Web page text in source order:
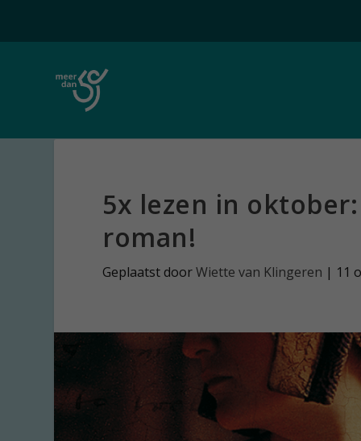
5x lezen in
roman!
Geplaatst doorWiette van Klingeren | 11